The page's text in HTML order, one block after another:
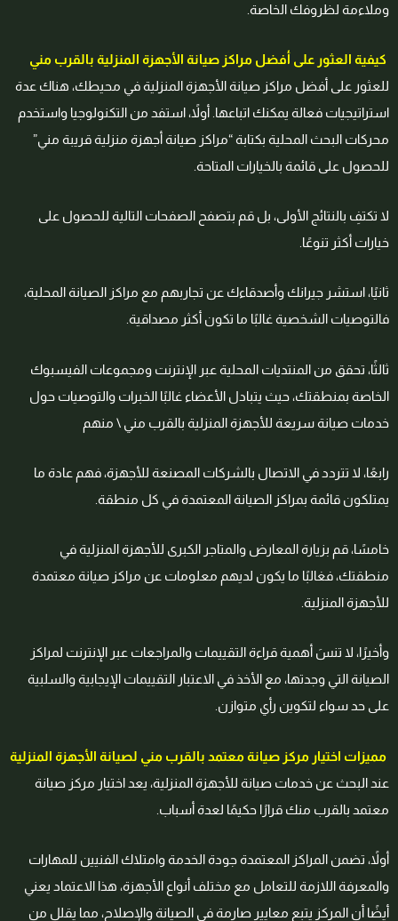
وملاءمة لظروفك الخاصة.
كيفية العثور على أفضل مراكز صيانة الأجهزة المنزلية بالقرب مني
للعثور على أفضل مراكز صيانة الأجهزة المنزلية في محيطك، هناك عدة
استراتيجيات فعالة يمكنك اتباعها. أولاً، استفد من التكنولوجيا واستخدم
محركات البحث المحلية بكتابة “مراكز صيانة أجهزة منزلية قريبة مني”
للحصول على قائمة بالخيارات المتاحة.
لا تكتفِ بالنتائج الأولى، بل قم بتصفح الصفحات التالية للحصول على
خيارات أكثر تنوعًا.
ثانيًا، استشر جيرانك وأصدقاءك عن تجاربهم مع مراكز الصيانة المحلية،
فالتوصيات الشخصية غالبًا ما تكون أكثر مصداقية.
ثالثًا، تحقق من المنتديات المحلية عبر الإنترنت ومجموعات الفيسبوك
الخاصة بمنطقتك، حيث يتبادل الأعضاء غالبًا الخبرات والتوصيات حول
خدمات صيانة سريعة للأجهزة المنزلية بالقرب مني \ منهم
رابعًا، لا تتردد في الاتصال بالشركات المصنعة للأجهزة، فهم عادة ما
يمتلكون قائمة بمراكز الصيانة المعتمدة في كل منطقة.
خامسًا، قم بزيارة المعارض والمتاجر الكبرى للأجهزة المنزلية في
منطقتك، فغالبًا ما يكون لديهم معلومات عن مراكز صيانة معتمدة
للأجهزة المنزلية.
وأخيرًا، لا تنسَ أهمية قراءة التقييمات والمراجعات عبر الإنترنت لمراكز
الصيانة التي وجدتها، مع الأخذ في الاعتبار التقييمات الإيجابية والسلبية
على حد سواء لتكوين رأي متوازن.
مميزات اختيار مركز صيانة معتمد بالقرب مني لصيانة الأجهزة المنزلية
عند البحث عن خدمات صيانة للأجهزة المنزلية، يعد اختيار مركز صيانة
معتمد بالقرب منك قرارًا حكيمًا لعدة أسباب.
أولاً، تضمن المراكز المعتمدة جودة الخدمة وامتلاك الفنيين للمهارات
والمعرفة اللازمة للتعامل مع مختلف أنواع الأجهزة، هذا الاعتماد يعني
أيضًا أن المركز يتبع معايير صارمة في الصيانة والإصلاح، مما يقلل من